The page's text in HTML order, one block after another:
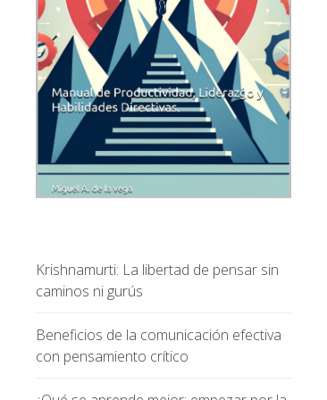
Krishnamurti: La libertad de pensar sin
caminos ni gurús
Beneficios de la comunicación efectiva
con pensamiento crítico